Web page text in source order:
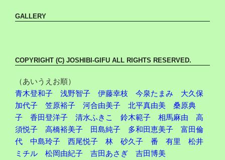
GALLERY
COPYRIGHT (C) JOSHIBI-GIFU ALL RIGHTS RESERVED.
（あいうえお順）
青木登和子
浅野智子 伊藤幸枝 今泉たまみ
大久保
加代子
笠原裕子 河合由美子 北平真由美
桑原典
子
香田登洋子 清水ふきこ 鈴木範子 相馬麻由
高
須悦子
高橋裕美子 田島純子 多和田恵美子
富田倫
代
中島玲子 西尾悦子 林 砂久子 番 有里
松井
ミチル
松岡由紀子 吉田あさぎ 吉田博美